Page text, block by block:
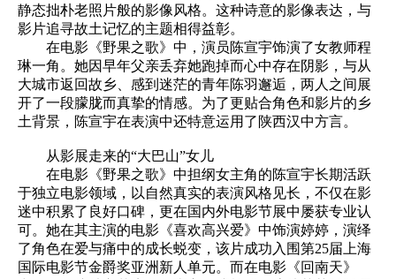
静态拙朴老照片般的影像风格。这种诗意的影像表达，与
影片追寻故土记忆的主题相得益彰。
在电影《野果之歌》中，演员陈宣宇饰演了女教师程
琳一角。她因早年父亲丢弃她跑掉而心中存在阴影，与从
大城市返回故乡、感到迷茫的青年陈羽邂逅，两人之间展
开了一段朦胧而真挚的情感。为了更贴合角色和影片的乡
土背景，陈宣宇在表演中还特意运用了陕西汉中方言。
从影展走来的“大巴山”女儿
在电影《野果之歌》中担纲女主角的陈宣宇长期活跃
于独立电影领域，以自然真实的表演风格见长，不仅在影
迷中积累了良好口碑，更在国内外电影节展中屡获专业认
可。她在其主演的电影《喜欢高兴爱》中饰演婷婷，演绎
了角色在爱与痛中的成长蜕变，该片成功入围第25届上海
国际电影节金爵奖亚洲新人单元。而在电影《回南天》